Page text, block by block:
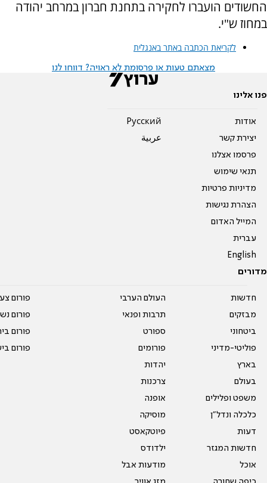
החשודים הועברו לחקירה בתחנת חברון במרחב יהודה
במחוז ש"י.
לקריאת הכתבה באתר באנגלית
מצאתם טעות או פרסומת לא ראויה? דווחו לנו
פנו אלינו
אודות
יצירת קשר
פרסמו אצלנו
תנאי שימוש
מדיניות פרטיות
הצהרת נגישות
המייל האדום
עברית
English
Pусский
عربية
מדורים
חדשות
מבזקים
ביטחוני
פוליטי-מדיני
בארץ
בעולם
משפט ופלילים
כלכלה ונדל"ן
דעות
חדשות המגזר
אוכל
העולם הערבי
תרבות ופנאי
ספורט
פורומים
יהדות
צרכנות
אופנה
מוסיקה
פיוטקאסט
ילדודס
מודעות אבל
פורום
פורום
פורום
פורום